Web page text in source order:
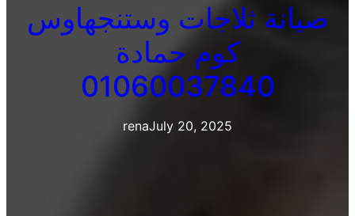
صيانة ثلاجات وستنجهاوس
كوم حمادة
01060037840
renaJuly 20, 2025